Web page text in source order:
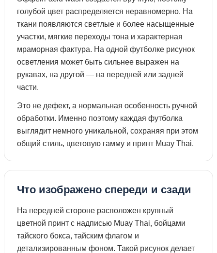
голубой цвет распределяется неравномерно. На
ткани появляются светлые и более насыщенные
участки, мягкие переходы тона и характерная
мраморная фактура. На одной футболке рисунок
осветления может быть сильнее выражен на
рукавах, на другой — на передней или задней
части.
Это не дефект, а нормальная особенность ручной
обработки. Именно поэтому каждая футболка
выглядит немного уникальной, сохраняя при этом
общий стиль, цветовую гамму и принт Muay Thai.
Что изображено спереди и сзади
На передней стороне расположен крупный
цветной принт с надписью Muay Thai, бойцами
тайского бокса, тайским флагом и
детализированным фоном. Такой рисунок делает